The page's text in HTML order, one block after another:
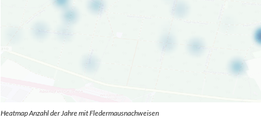
Heatmap Anzahl der Jahre mit Fledermausnachweisen